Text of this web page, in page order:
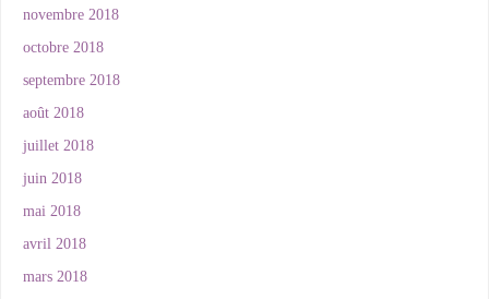
novembre 2018
octobre 2018
septembre 2018
août 2018
juillet 2018
juin 2018
mai 2018
avril 2018
mars 2018